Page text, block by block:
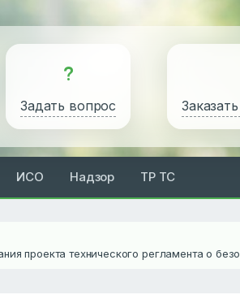
Задать вопрос
ИСО Надзор ТР ТС
проекта технического регламента о